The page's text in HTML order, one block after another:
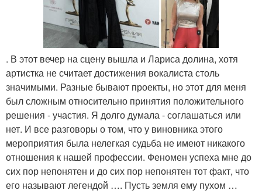
. В этот вечер на сцену вышла и Лариса долина, хотя
артистка не считает достижения вокалиста столь
значимыми. Разные бывают проекты, но этот для меня
был сложным относительно принятия положительного
решения - участия. Я долго думала - соглашаться или
нет. И все разговоры о том, что у виновника этого
мероприятия была нелегкая судьба не имеют никакого
отношения к нашей профессии. Феномен успеха мне до
сих пор непонятен и до сих пор непонятен тот факт, что
его называют легендой …. Пусть земля ему пухом …